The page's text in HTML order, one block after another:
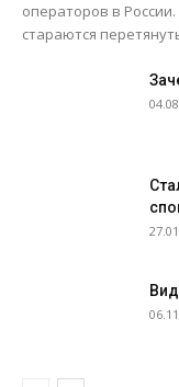
операторов в
стараются